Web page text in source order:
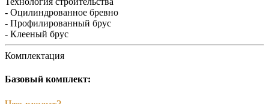
- Оцилиндрованное бревно
- Профилированный брус
- Клееный брус
Комплектация
Базовый комплект: